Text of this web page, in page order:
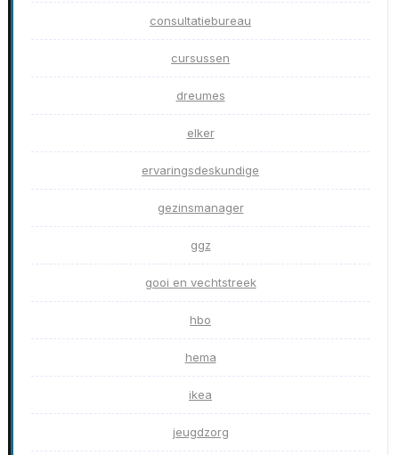
consultatiebureau
cursussen
dreumes
elker
ervaringsdeskundige
gezinsmanager
ggz
gooi en vechtstreek
hbo
hema
ikea
jeugdzorg